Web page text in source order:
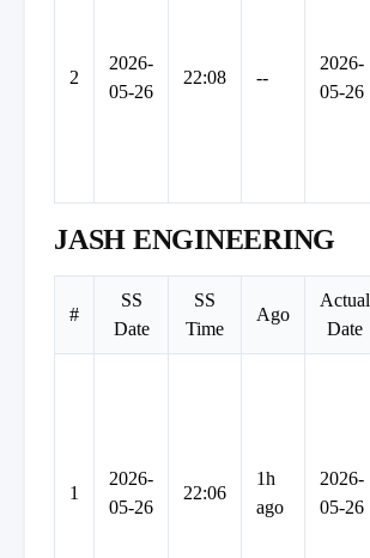
2
2026-
05-26
22:08 --
2026-
05-26
JASH ENGINEERING
#
SS
Date
SS
Time
Ago
Actual
Date
1
2026-
05-26
22:06
1h
ago
2026-
05-26